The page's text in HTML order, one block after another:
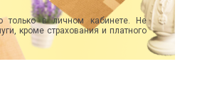
только в личном кабинете. Не
кроме страхования и платного